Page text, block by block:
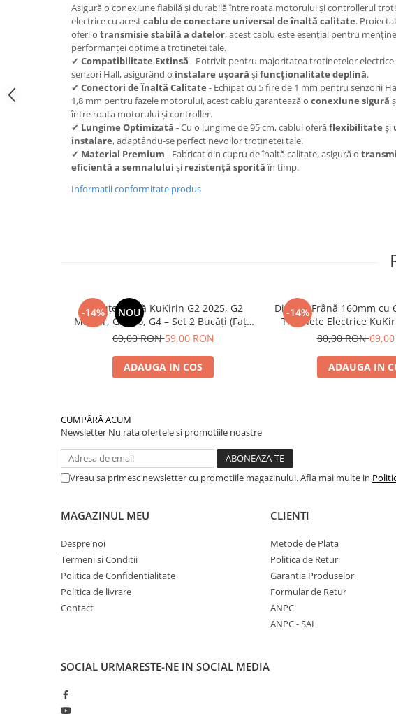
https://www.doctortrotineta.ro/camere-
https://www.doctortrotineta.ro/cauciucuri-
trotinete-electrice
https://www.doctortrotineta.ro/cauciucuri-
cauciucuri-bicicleta
Camere bicicleta
Cauciuc tubeless cu GEL antipană
Cauciucuri bicicleta
Anvelope și Camere Utilaje
https://www.doctortrotineta.ro/plata-
Asigură o conexiune fiabilă și durabilă între roata motorului și controllerul
electrice cu acestcablu de conectare universal de înaltă calitate.
oferi o transmisie stabilă a datelor, acest cablu este esențial pentru
performanței optime a trotinetei tale.
✔ Compatibilitate Extinsă - Potrivit pentru majoritatea trotinetelor electrice
senzori Hall, asigurând o instalare ușoară șifuncționalitate deplină.
✔ Conectori de Înaltă Calitate - Echipat cu 5 fire de 1 mm pentru senzorii
1,8 mm pentru fazele motorului, acest cablu garantează o conexiune sigură
între roata motorului și controller.
✔ Lungime Optimizată - Cu o lungime de 95 cm, cablul oferăflexibilitate și
instalare, adaptându-se perfect nevoilor trotinetei tale.
✔ Material Premium - Fabricat din cupru de înaltă calitate, asigură o
eficientă a semnalului și rezistență sporităîn timp.
Informatii conformitate produs
-14% NOU
Plăcuțe Frână KuKirin G2 2025, G2
Master, G3 Pro, G4 – Set 2 Bucăți (Față
sau Spate) Premium
69,00 RON59,00 RON
ADAUGA IN COS
-14%
Disc de Frână 160mm cu
Trotinete Electrice
2025) și KuKirin G2 – Performanță
80,00 RON
ADAUGA IN
CUMPĂRĂ ACUM
Newsletter Nu rata ofertele si promotiile noastre
Vreau sa primesc newsletter cu promotiile magazinului. Afla mai multe in
MAGAZINUL MEU
Despre noi
Termeni si Conditii
Politica de Confidentialitate
Politica de livrare
Contact
CLIENTI
Metode de Plata
Politica de Retur
Garantia Produselor
Formular de Retur
ANPC
ANPC - SAL
SOCIAL URMARESTE-NE IN SOCIAL MEDIA